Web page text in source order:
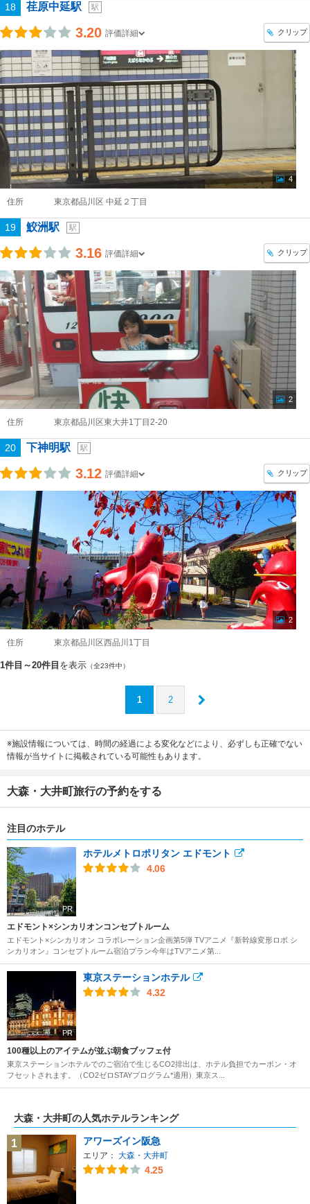
18 荏原中延駅 駅
3.20 評価詳細 クリップ
4
住所 東京都品川区 中延２丁目
19 鮫洲駅 駅
3.16 評価詳細 クリップ
2
住所 東京都品川区東大井1丁目2-20
20 下神明駅 駅
3.12 評価詳細 クリップ
2
住所 東京都品川区西品川1丁目
1件目～20件目 を表示 （全23件中）
1 2
※施設情報については、時間の経過による変化などにより、必ずしも正確でない
情報が当サイトに掲載されている可能性もあります。
大森・大井町旅行の予約をする
注目のホテル
PR
ホテルメトロポリタン エドモント
4.06
エドモント×シンカリオンコンセプトルーム
エドモント×シンカリオン コラボレーション企画第5弾 TVアニメ『新幹線変形ロボ シ
ンカリオン』コンセプトルーム宿泊プラン今年はTVアニメ第...
PR
東京ステーションホテル
4.32
100種以上のアイテムが並ぶ朝食ブッフェ付
東京ステーションホテルでのご宿泊で生じるCO2排出は、ホテル負担でカーボン・オ
フセットされます。（CO2ゼロSTAYプログラム*適用）東京ス...
大森・大井町の人気ホテルランキング
1 アワーズイン阪急
エリア： 大森・大井町
4.25